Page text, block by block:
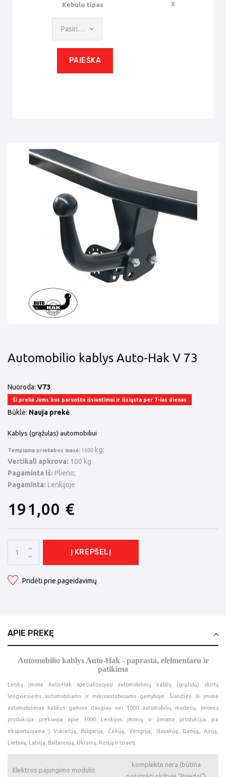
Kėbulo tipas
Pasirinkite reikšmę
PAIEŠKA
Automobilio kablys Auto-Hak V 73
Nuoroda: V73
Ši prekė Jums bus paruošta išsiuntimui ir išsiųsta per 7-ias dienas
Būklė: Nauja prekė
Kablys (grąžulas) automobiliui
Tempiama priekabos masė: 1800 kg;
Vertikali apkrova: 100 kg
Pagaminta iš: Plieno;
Pagaminta: Lenkijoje
191,00 €
Į KREPŠELĮ
Pridėti prie pageidavimų
APIE PREKĘ
Automobilio kablys Auto-Hak - paprasta, elelmentaru ir
patikima
Lenkų įmonė Auto-Hak specializuojasi automobilinių kablių (grąžulų) skirtų
lengviesiems automobiliams ir mikroautobusams gamyboje. Šiandien ši įmonė
automobilinius kablius gamina daugiau nei 1000 automobilių modelių. Įmonės
produkcija prekiauja apie 1000 Lenkijos įmonių ir žinoma produkcija yra
eksportuojama į Vokietiją, Bulgariją, Čekiją, Vengriją, Slovakiją, Daniją, Airiją,
Lietuvą, Latviją, Baltarusiją, Ukrainą, Rusiją ir Izraelį.
Elektros pajungimo modulis
komplekte nėra (būtina